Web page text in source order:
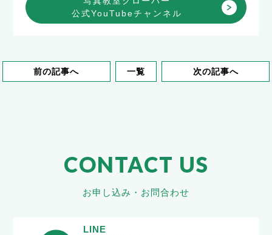
公式YouTubeチャンネル
前の記事へ 一覧 次の記事へ
CONTACT US
お申し込み・お問合わせ
LINE